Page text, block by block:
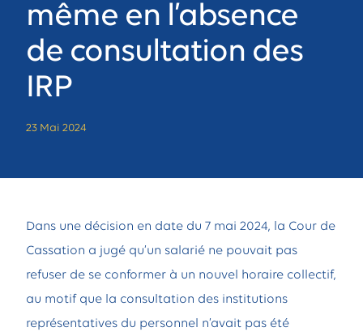
même en l’absence
de consultation des
IRP
23 Mai 2024
Dans une décision en date du 7 mai 2024, la Cour de
Cassation a jugé qu’un salarié ne pouvait pas
refuser de se conformer à un nouvel horaire collectif,
au motif que la consultation des institutions
représentatives du personnel n’avait pas été